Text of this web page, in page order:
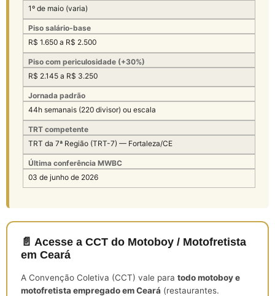
1º de maio (varia)
Piso salário-base
R$ 1.650 a R$ 2.500
Piso com periculosidade (+30%)
R$ 2.145 a R$ 3.250
Jornada padrão
44h semanais (220 divisor) ou escala
TRT competente
TRT da 7ª Região (TRT-7) — Fortaleza/CE
Última conferência MWBC
03 de junho de 2026
📄 Acesse a CCT do Motoboy / Motofretista
em Ceará
A Convenção Coletiva (CCT) vale para todo motoboy e
motofretista empregado em Ceará (restaurantes.